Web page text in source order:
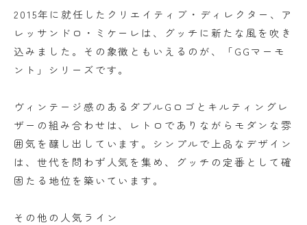
2015年に就任したクリエイティブ・ディレクター、ア
レッサンドロ・ミケーレは、グッチに新たな風を吹き
込みました。その象徴ともいえるのが、「GGマーモ
ント」シリーズです。
ヴィンテージ感のあるダブルGロゴとキルティングレ
ザーの組み合わせは、レトロでありながらモダンな雰
囲気を醸し出しています。シンプルで上品なデザイン
は、世代を問わず人気を集め、グッチの定番として確
固たる地位を築いています。
その他の人気ライン